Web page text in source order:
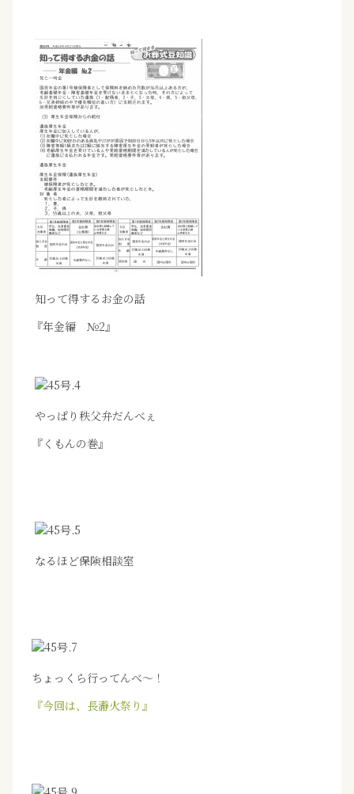
知って得するお金の話
『年金編 №2』
やっぱり秩父弁だんべぇ
『くもんの巻』
なるほど保険相談室
ちょっくら行ってんべ～！
『今回は、長瀞火祭り』